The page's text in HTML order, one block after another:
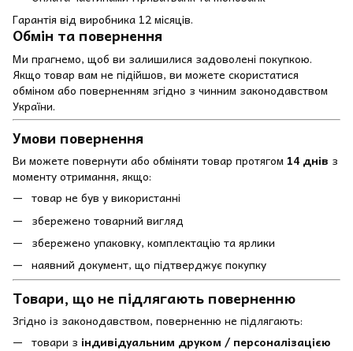
Гарантія від виробника 12 місяців.
Обмін та повернення
Ми прагнемо, щоб ви залишилися задоволені покупкою.
Якщо товар вам не підійшов, ви можете скористатися
обміном або поверненням згідно з чинним законодавством
України.
Умови повернення
Ви можете повернути або обміняти товар протягом 14 днів з
моменту отримання, якщо:
товар не був у використанні
збережено товарний вигляд
збережено упаковку, комплектацію та ярлики
наявний документ, що підтверджує покупку
Товари, що не підлягають поверненню
Згідно із законодавством, поверненню не підлягають:
товари з індивідуальним друком / персоналізацією